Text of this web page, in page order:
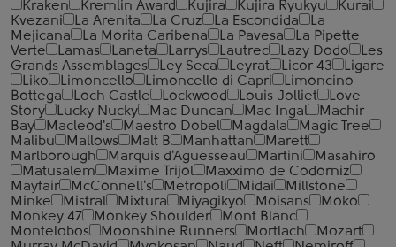
Kraken
Kremlin Award Kujira Kujira Ryukyu
Kurai
Kvezani
La Arenita La Cruz La Escondida
La
Mejicana
La Morita Caribena La Pavesa
La Pipette
Verte
Lamas Laneta Larrys Lautrec Lazy Dodo
Les
Grands Assemblages
Ley Seca Leyrat Licor 43
Ligare
Liko
Limoncello Limoncello di Capri
Limoncino
Bottega
Loch Castle Lockwood Louis Jolliet
Love
Story
Lucky Nucky Mac Duncan Mac Ingal
Machir
Bay
Macleod's Maestro Dobel Magdala
Magic Tree
Malibu
Mallows Malt B Manhattan
Marett
Marlborough
Marquis d'Aguesseau Martini
Masahiro
Matusalem
Maxime Trijol
Maxximo de Codorniz
Mayfair
McConnell's Metropoli Midai
Millstone
Minke
Mistral Mixtura Miyagikyo Moisans
Moko
Monkey 47
Monkey Shoulder
Mont Blanc
Montelobos
Moonshine Runners Mortlach
Mozart